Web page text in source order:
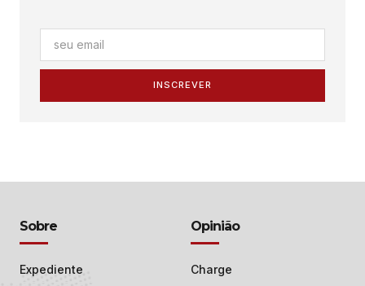
INSCREVER
Sobre
Expediente
Opinião
Charge